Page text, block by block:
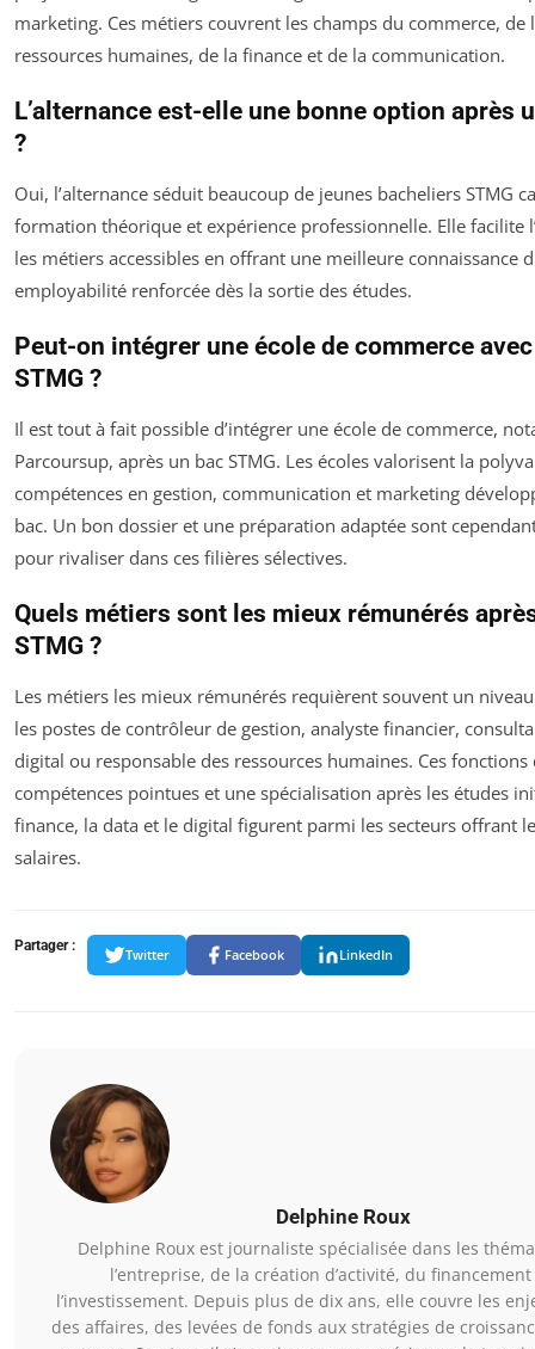
marketing. Ces métiers couvrent les champs du commerce, de
ressources humaines, de la finance et de la communication.
L’alternance est-elle une bonne option après
?
Oui, l’alternance séduit beaucoup de jeunes bacheliers STMG
formation théorique et expérience professionnelle. Elle facilite
les métiers accessibles en offrant une meilleure connaissance
employabilité renforcée dès la sortie des études.
Peut-on intégrer une école de commerce
STMG ?
Il est tout à fait possible d’intégrer une école de commerce,
Parcoursup, après un bac STMG. Les écoles valorisent la
compétences en gestion, communication et marketing
bac. Un bon dossier et une préparation adaptée sont
pour rivaliser dans ces filières sélectives.
Quels métiers sont les mieux rémunérés
STMG ?
Les métiers les mieux rémunérés requièrent souvent un
les postes de contrôleur de gestion, analyste financier,
digital ou responsable des ressources humaines. Ces
compétences pointues et une spécialisation après les études
finance, la data et le digital figurent parmi les secteurs offrant
salaires.
Partager :
Twitter Facebook LinkedIn
Delphine Roux
Delphine Roux est journaliste spécialisée dans les
l’entreprise, de la création d’activité, du
l’investissement. Depuis plus de dix ans, elle couvre les
des affaires, des levées de fonds aux stratégies de